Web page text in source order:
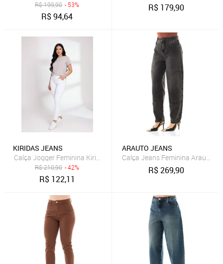
R$199,90 - 53%
R$94,64
R$ 179,90
KIRIDAS JEANS
Calça Jogger Feminina Kiridas Jeans
R$210,90 - 42%
R$ 122,11
ARAUTO JEANS
Calça Jeans Feminina Arauto
R$269,90